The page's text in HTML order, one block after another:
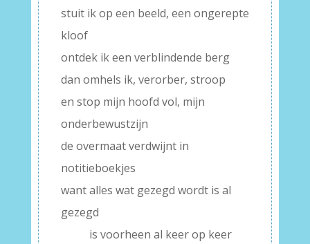
stuit ik op een beeld, een ongerepte
kloof
ontdek ik een verblindende berg
dan omhels ik, verorber, stroop
en stop mijn hoofd vol, mijn
onderbewustzijn
de overmaat verdwijnt in
notitieboekjes
want alles wat gezegd wordt is al
gezegd
is voorheen al keer op keer